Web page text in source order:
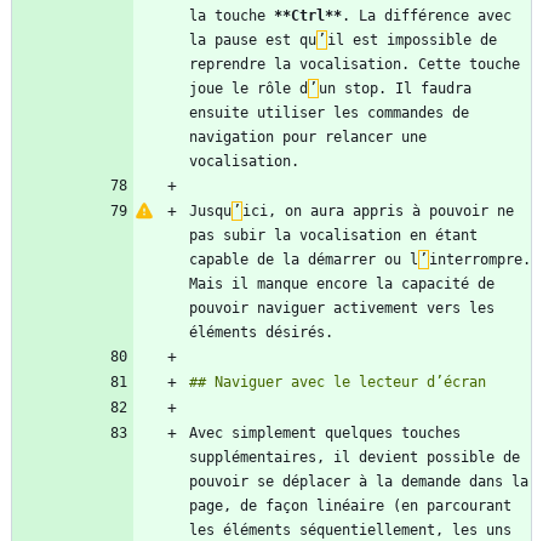
la touche **Ctrl**. La différence avec
la pause est qu ’ il est impossible de
reprendre la vocalisation. Cette touche
joue le rôle d ’ un stop. Il faudra
ensuite utiliser les commandes de
navigation pour relancer une
Jusqu ’ ici, on aura appris à pouvoir ne
pas subir la vocalisation en étant
capable de la démarrer ou l ’ interrompre.
Mais il manque encore la capacité de
pouvoir naviguer activement vers les
Avec simplement quelques touches
supplémentaires, il devient possible de
pouvoir se déplacer à la demande dans la
page, de façon linéaire (en parcourant
les éléments séquentiellement, les uns